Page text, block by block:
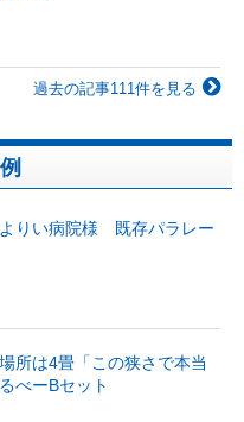
過去の記事111件を見る
よりい病院様 既存パラレー
所は4畳「この狭さで本当
べーBセット